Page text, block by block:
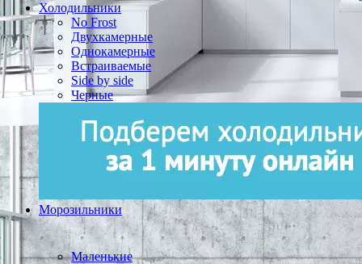
Холодильники
No Frost
Двухкамерные
Однокамерные
Встраиваемые
Side by side
Черные
Морозильники
Маленькие